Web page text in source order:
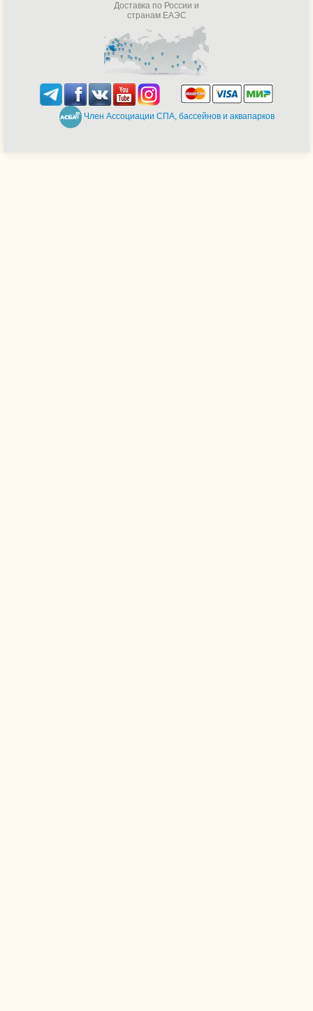
Доставка по России и
странам ЕАЭС
Член Ассоциации СПА, бассейнов и аквапарков